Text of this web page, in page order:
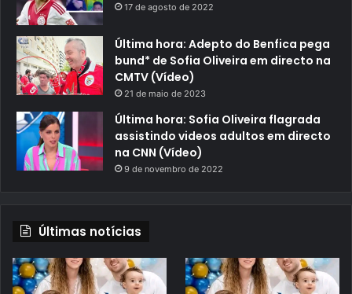
17 de agosto de 2022
Última hora: Adepto do Benfica pega
bund* de Sofia Oliveira em directo na
CMTV (Vídeo)
21 de maio de 2023
Última hora: Sofia Oliveira flagrada
assistindo videos adultos em directo
na CNN (Vídeo)
9 de novembro de 2022
Últimas notícias